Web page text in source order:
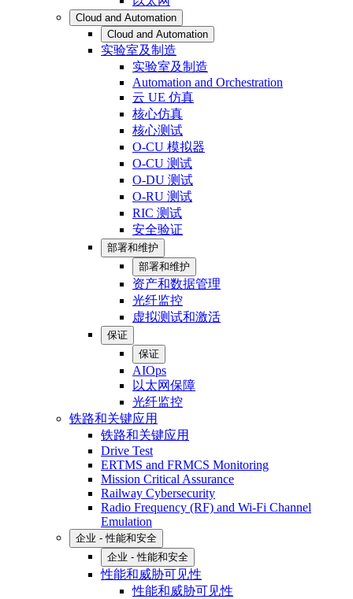
Cloud and Automation
Cloud and Automation
实验室及制造
实验室及制造
Automation and Orchestration
云 UE 仿真
核心仿真
核心测试
O-CU 模拟器
O-CU 测试
O-DU 测试
O-RU 测试
RIC 测试
安全验证
部署和维护
部署和维护
资产和数据管理
光纤监控
虚拟测试和激活
保证
保证
AIOps
以太网保障
光纤监控
铁路和关键应用
铁路和关键应用
Drive Test
ERTMS and FRMCS Monitoring
Mission Critical Assurance
Railway Cybersecurity
Radio Frequency (RF) and Wi-Fi Channel
Emulation
企业 - 性能和安全
企业 - 性能和安全
性能和威胁可见性
性能和威胁可见性